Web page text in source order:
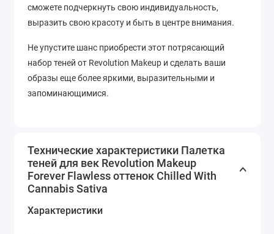
сможете подчеркнуть свою индивидуальность,
выразить свою красоту и быть в центре внимания.
Не упустите шанс приобрести этот потрясающий
набор теней от Revolution Makeup и сделать ваши
образы еще более яркими, выразительными и
запоминающимися.
Технические характеристики Палетка
теней для век Revolution Makeup
Forever Flawless оттенок Chilled With
Cannabis Sativa
Характеристики